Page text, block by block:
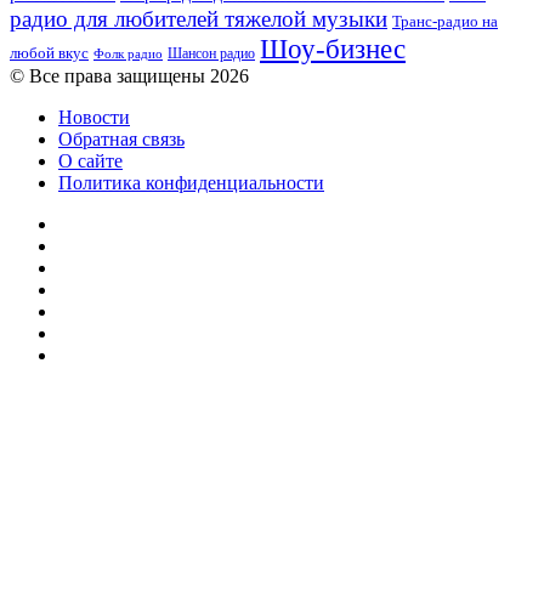
радио для любителей тяжелой музыки Транс-радио на
любой вкус Фолк радио Шансон радио Шоу-бизнес
© Все права защищены 2026
Новости
Обратная связь
О сайте
Политика конфиденциальности